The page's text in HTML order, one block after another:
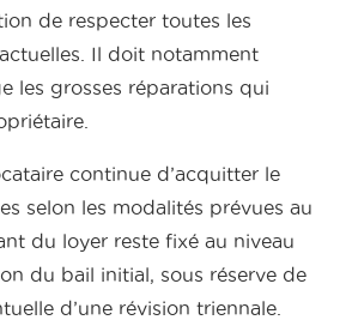
de respecter toutes les
Il doit notamment
les grosses réparations qui
continue d’acquitter le
selon les modalités prévues au
du loyer reste fixé au niveau
du bail initial, sous réserve de
d’une révision triennale.